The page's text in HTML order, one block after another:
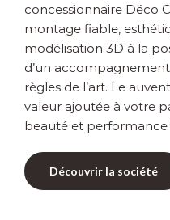
concessionnaire Déco
montage fiable,
modélisation 3D à la
d’un
règles de l’art. Le
valeur ajoutée à votre
beauté et performance
Découvrir la société